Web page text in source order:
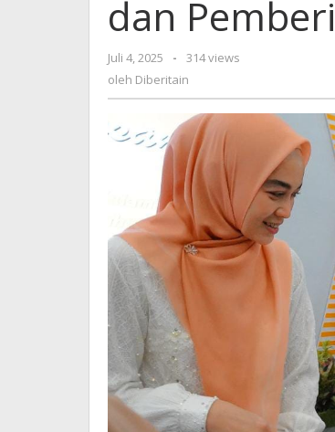
dan
Juli 4, 2025
oleh
Diberitain
-
314 views
oleh Diberitain